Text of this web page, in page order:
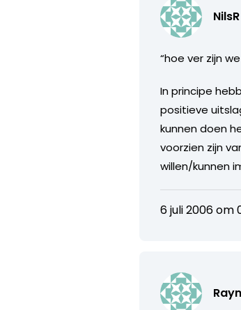
NilsR
“hoe ver zijn
In principe
positieve
kunnen doen
voorzien zijn
willen/kunnen
6 juli 2006 om